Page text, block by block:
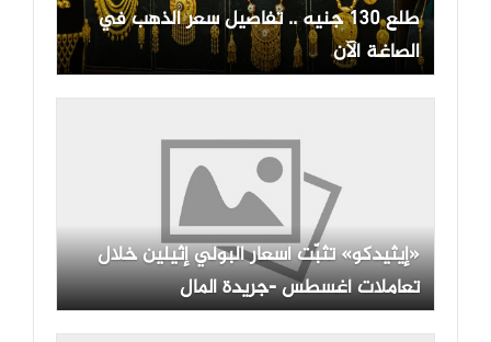
طلع 130 جنيه .. تفاصيل سعر الذهب في
الصاغة الآن
«إيثيدكو» تثبّت أسعار البولي إثيلين خلال
تعاملات أغسطس -جريدة المال